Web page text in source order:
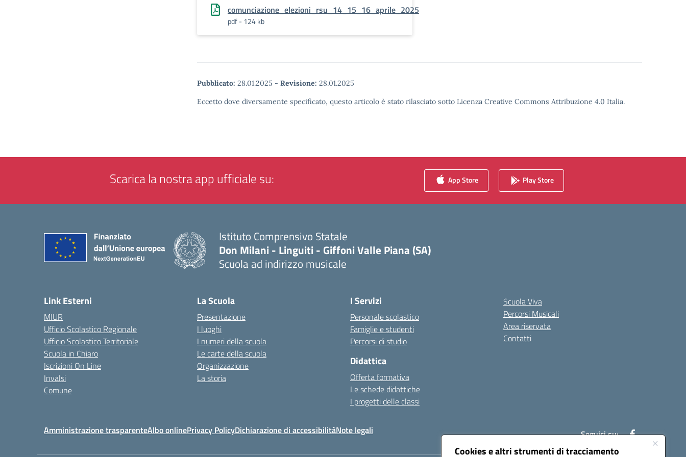
Cookies e altri strumenti di tracciamento
comunciazione_elezioni_rsu_14_15_16_aprile_2025
pdf - 124 kb
Pubblicato: 28.01.2025 - Revisione: 28.01.2025
Eccetto dove diversamente specificato, questo articolo è stato rilasciato sotto Licenza Creative Commons Attribuzione 4.0 Italia.
Scarica la nostra app ufficiale su: App Store Play Store
Istituto Comprensivo Statale
Don Milani - Linguiti - Giffoni Valle Piana (SA)
Scuola ad indirizzo musicale
Link Esterni
MIUR
Ufficio Scolastico Regionale
Ufficio Scolastico Territoriale
Scuola in Chiaro
Iscrizioni On Line
Invalsi
Comune
La Scuola
Presentazione
I luoghi
I numeri della scuola
Le carte della scuola
Organizzazione
La storia
I Servizi
Personale scolastico
Famiglie e studenti
Percorsi di studio
Didattica
Offerta formativa
Le schede didattiche
I progetti delle classi
Scuola Viva
Percorsi Musicali
Area riservata
Contatti
Amministrazione trasparenteAlbo onlinePrivacy PolicyDichiarazione di accessibilitàNote legali Seguici su: